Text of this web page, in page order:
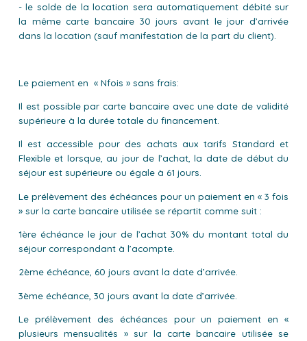
- le solde de la location sera automatiquement débité sur
la même carte bancaire 30 jours avant le jour d’arrivée
dans la location (sauf manifestation de la part du client).
Le paiement en « Nfois » sans frais:
Il est possible par carte bancaire avec une date de validité
supérieure à la durée totale du financement.
Il est accessible pour des achats aux tarifs Standard et
Flexible et lorsque, au jour de l’achat, la date de début du
séjour est supérieure ou égale à 61 jours.
Le prélèvement des échéances pour un paiement en « 3 fois
» sur la carte bancaire utilisée se répartit comme suit :
1ère échéance le jour de l’achat 30% du montant total du
séjour correspondant à l’acompte.
2ème échéance, 60 jours avant la date d’arrivée.
3ème échéance, 30 jours avant la date d’arrivée.
Le prélèvement des échéances pour un paiement en «
plusieurs mensualités » sur la carte bancaire utilisée se